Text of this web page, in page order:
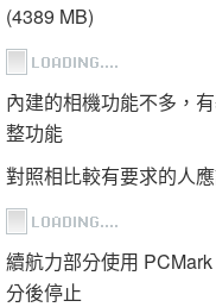
(4389 MB)
內建的相機功能不多，
整功能
對照相比較有要求的人
續航力部分使用
分後停止